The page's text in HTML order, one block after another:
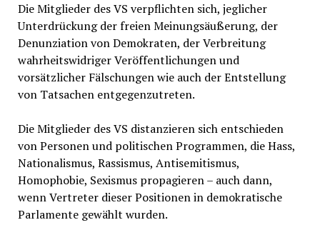
Die Mitglieder des VS verpflichten sich, jeglicher
Unterdrückung der freien Meinungsäußerung, der
Denunziation von Demokraten, der Verbreitung
wahrheitswidriger Veröffentlichungen und
vorsätzlicher Fälschungen wie auch der Entstellung
von Tatsachen entgegenzutreten.
Die Mitglieder des VS distanzieren sich entschieden
von Personen und politischen Programmen, die Hass,
Nationalismus, Rassismus, Antisemitismus,
Homophobie, Sexismus propagieren – auch dann,
wenn Vertreter dieser Positionen in demokratische
Parlamente gewählt wurden.